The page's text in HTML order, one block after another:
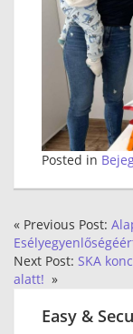
Posted in
« Previous Post:
Next Post: SKA
alatt! »
Easy &